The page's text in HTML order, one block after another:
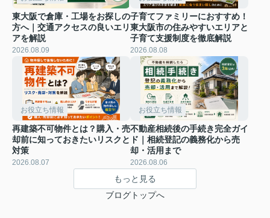
東大阪で倉庫・工場をお探しの
方へ｜交通アクセスの良いエリ
アを解説
2026.08.09
子育てファミリーにおすすめ！
東大阪市の住みやすいエリアと
子育て支援制度を徹底解説
2026.08.08
お役立ち情報
再建築不可物件とは？購入・売
却前に知っておきたいリスクと
対策
2026.08.07
お役立ち情報
不動産相続後の手続き完全ガイ
ド｜相続登記の義務化から売
却・活用まで
2026.08.06
もっと見る
ブログトップへ